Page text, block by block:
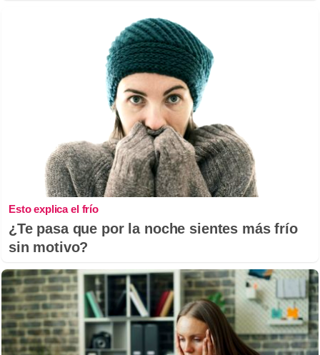
Esto explica el frío
¿Te pasa que por la noche sientes más frío
sin motivo?